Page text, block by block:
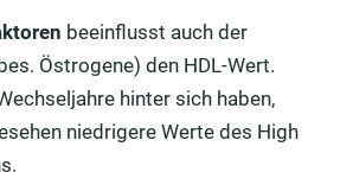
beeinflusst auch der
Östrogene) den HDL-Wert.
hinter sich haben,
niedrigere Werte des High